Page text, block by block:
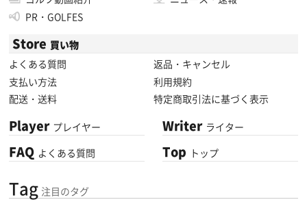
PR・GOLFES
Store 買い物
よくある質問
返品・キャンセル
支払い方法
利用規約
配送・送料
特定商取引法に基づく表示
Player プレイヤー
FAQ よくある質問
Writer ライター
Top トップ
Tag 注目のタグ